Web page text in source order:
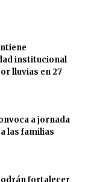
institucional
lluvias en 27
a jornada
las familias
fortalecer